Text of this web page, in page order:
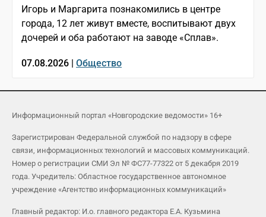
Игорь и Маргарита познакомились в центре
города, 12 лет живут вместе, воспитывают двух
дочерей и оба работают на заводе «Сплав».
07.08.2026 | Общество
Информационный портал «Новгородские ведомости» 16+
Зарегистрирован Федеральной службой по надзору в сфере
связи, информационных технологий и массовых коммуникаций.
Номер о регистрации СМИ Эл № ФС77-77322 от 5 декабря 2019
года. Учредитель: Областное государственное автономное
учреждение «Агентство информационных коммуникаций»
Главный редактор: И.о. главного редактора Е.А. Кузьмина